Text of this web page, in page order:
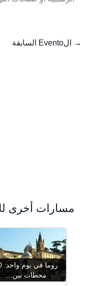
→ الEvento السابقة
مسارات أخرى
محطات بين…